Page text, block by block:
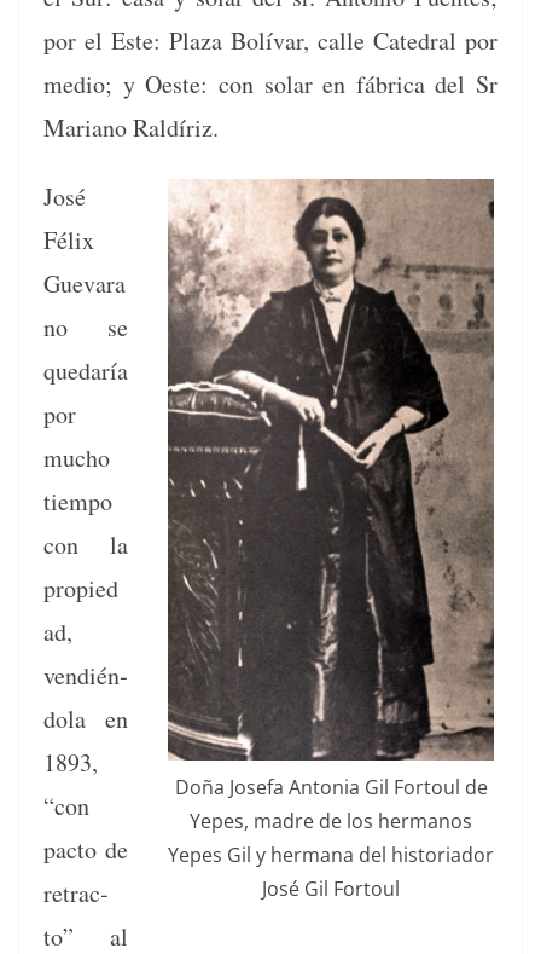
por el Este: Plaza Bolí­var, calle Cat­e­dral por
medio; y Oeste: con solar en fábri­ca del Sr
Mar­i­ano Raldíriz.
Doña Jose­fa Anto­nia Gil For­toul de
Yepes, madre de los her­manos
Yepes Gil y her­mana del his­to­ri­ador
José Gil Fortoul
José
Félix
Gue­vara
no se
quedaría
por
mucho
tiem­po
con la
propied
ad,
vendién­
dola en
1893,
“con
pacto de
retrac­
to” al